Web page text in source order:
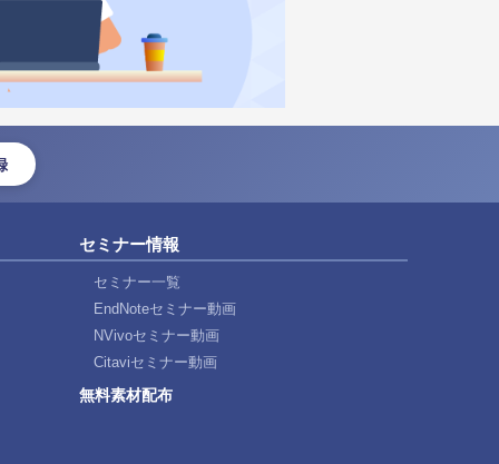
セミナー情報
セミナー一覧
EndNoteセミナー動画
NVivoセミナー動画
Citaviセミナー動画
無料素材配布